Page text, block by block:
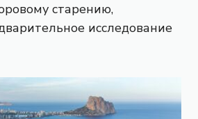
старению,
исследование